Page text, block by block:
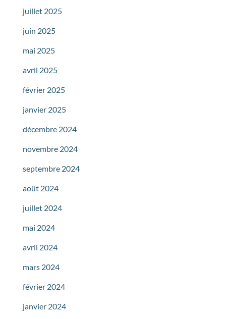
juillet 2025
juin 2025
mai 2025
avril 2025
février 2025
janvier 2025
décembre 2024
novembre 2024
septembre 2024
août 2024
juillet 2024
mai 2024
avril 2024
mars 2024
février 2024
janvier 2024